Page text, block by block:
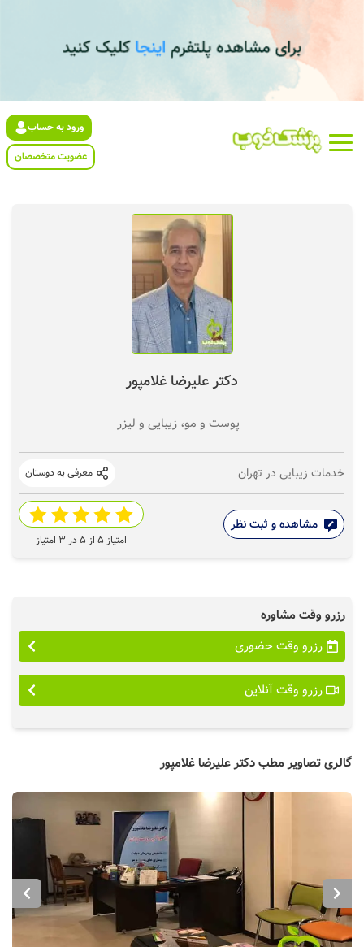
ورود به حساب
عضویت متخصصان
دکتر علیرضا غلامپور
پوست و مو، زیبایی و لیزر
خدمات زیبایی در تهران معرفی به دوستان
مشاهده و ثبت نظر
امتیاز 5 از ۵ در 3 امتیاز
رزرو وقت مشاوره
رزرو وقت حضوری
رزرو وقت آنلاین
گالری تصاویر مطب دکتر علیرضا غلامپور